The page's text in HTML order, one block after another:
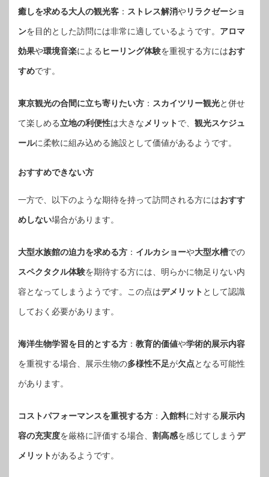
癒しを求める大人の観光客 ： ストレス解消やリラクゼーショ
ンを目的とした訪問には非常に適しているようです。 アロマ
効果や環境音楽による ヒーリング体験を重視する方にはおす
すめです。
東京観光の合間に立ち寄りたい方 ： スカイツリー観光と併せ
て楽しめる立地の利便性は大きな メリットで、 観光スケジュ
ールに柔軟に組み込める施設として価値があるようです。
おすすめできない方
一方で、以下のような期待を持って訪問される方にはおすす
めしない場合があります。
大型水族館の迫力を求める方 ： イルカショーや大型水槽での
スペクタクル体験を期待する方には、明らかに物足りない内
容となってしまうようです。この点はデメリット として認識
しておく必要があります。
海洋生物学習を目的とする方 ： 教育的価値や学術的展示内容
を重視する場合、展示生物の多様性不足が欠点となる可能性
があります。
コストパフォーマンスを重視する方 ： 入館料に対する 展示内
容の充実度を厳格に評価する場合、 割高感を感じてしまうデ
メリットがあるようです。